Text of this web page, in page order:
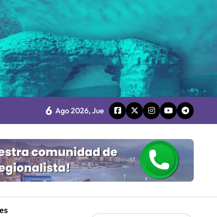
2.0”
6 Ago 2026, Jue